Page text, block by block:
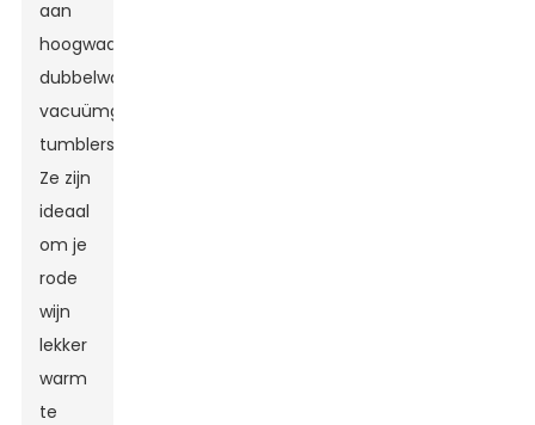
aan
hoogwaardige
dubbelwandige,
vacuümgeïsoleerde
tumblers.
Ze zijn
ideaal
om je
rode
wijn
lekker
warm
te